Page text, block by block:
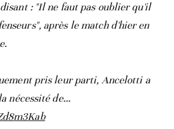
: "Il ne faut pas oublier qu'il
après le match d'hier en
pris leur parti, Ancelotti a
nécessité de…